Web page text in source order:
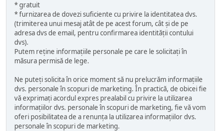
* gratuit
* furnizarea de dovezi suficiente cu privire la identitatea dvs.
(trimiterea unui mesaj atât de pe acest forum, cât și de pe
adresa dvs de email, pentru confirmarea identității contului
dvs).
Putem reține informațiile personale pe care le solicitați în
măsura permisă de lege.
Ne puteți solicita în orice moment să nu prelucrăm informațiile
dvs. personale în scopuri de marketing. În practică, de obicei fie
vă exprimați acordul expres prealabil cu privire la utilizarea
informațiilor dvs. personale în scopuri de marketing, fie vă vom
oferi posibilitatea de a renunța la utilizarea informațiilor dvs.
personale în scopuri de marketing.